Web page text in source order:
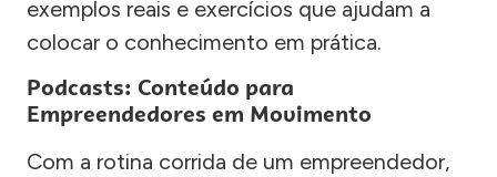
exemplos reais e exercícios que ajudam a
colocar o conhecimento em prática.
Podcasts: Conteúdo para
Empreendedores em Movimento
Com a rotina corrida de um empreendedor,